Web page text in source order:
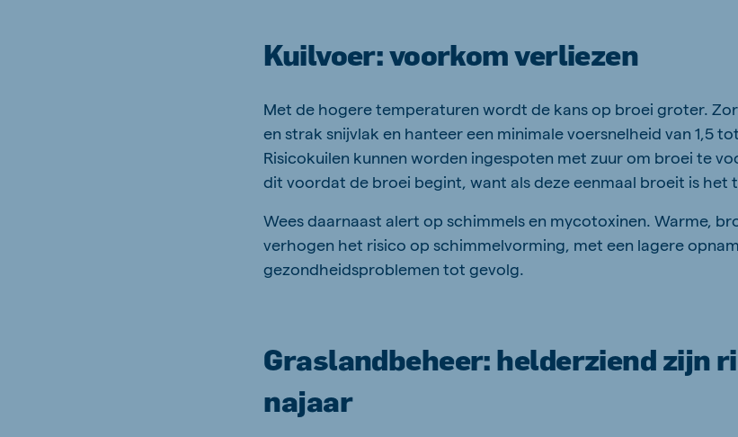
Kuilvoer: voorkom verliezen
Met de hogere temperaturen wordt de kans op broei groter.
en strak snijvlak en hanteer een minimale voersnelheid van 1,5
Risicokuilen kunnen worden ingespoten met zuur om broei te
dit voordat de broei begint, want als deze eenmaal broeit is het
Wees daarnaast alert op schimmels en mycotoxinen. Warme,
verhogen het risico op schimmelvorming, met een lagere
gezondheidsproblemen tot gevolg.
Graslandbeheer: helderziend zijn
najaar